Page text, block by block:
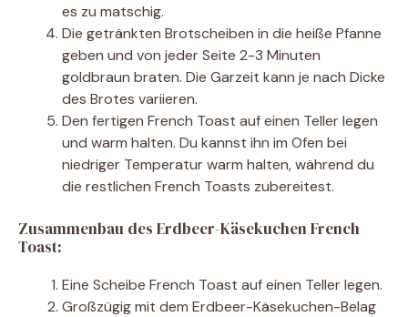
es zu matschig.
Die getränkten Brotscheiben in die heiße Pfanne
geben und von jeder Seite 2-3 Minuten
goldbraun braten. Die Garzeit kann je nach Dicke
des Brotes variieren.
Den fertigen French Toast auf einen Teller legen
und warm halten. Du kannst ihn im Ofen bei
niedriger Temperatur warm halten, während du
die restlichen French Toasts zubereitest.
Zusammenbau des Erdbeer-Käsekuchen French
Toast:
Eine Scheibe French Toast auf einen Teller legen.
Großzügig mit dem Erdbeer-Käsekuchen-Belag